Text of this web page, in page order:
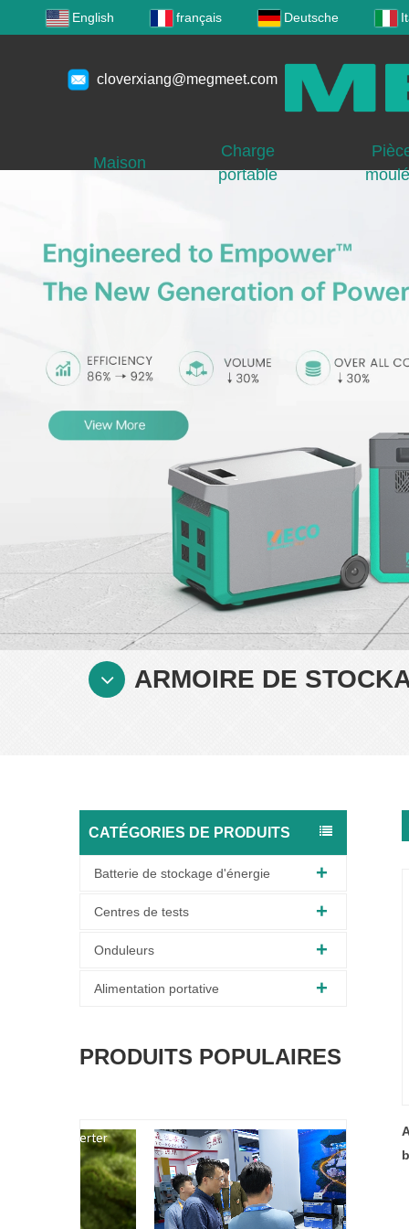
English français Deutsche
cloverxiang@megmeet.com
Maison
Charge
portable
ARMOIRE DE
CATÉGORIES DE PRODUITS
Batterie de stockage d'énergie
Centres de tests
Onduleurs
Alimentation portative
PRODUITS POPULAIRES